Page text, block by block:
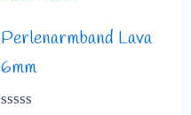
Perlenarmband Lava
6mm